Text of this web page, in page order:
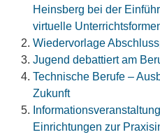
Heinsberg bei der
virtuelle
Wiedervorlage
Jugend debattiert am
Technische Berufe –
Zukunft
Einrichtungen zur